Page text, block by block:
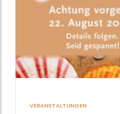
VERANSTALTUNGEN